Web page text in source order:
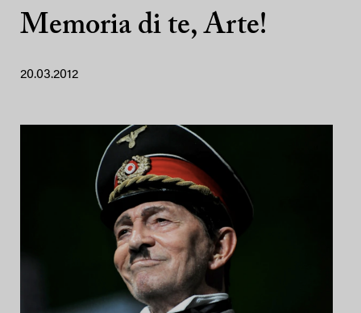
Memoria di te, Arte!
20.03.2012